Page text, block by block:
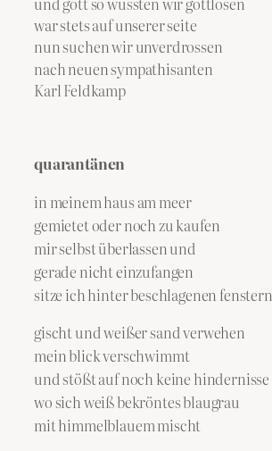
war stets auf unserer seite
nun suchen wir unverdrossen
nach neuen sympathisanten
Karl Feldkamp
quarantänen
in meinem haus am meer
gemietet oder noch zu kaufen
mir selbst überlassen und
gerade nicht einzufangen
sitze ich hinter beschlagenen fenstern
gischt und weißer sand verwehen
mein blick verschwimmt
und stößt auf noch keine hindernisse
wo sich weiß bekröntes blaugrau
mit himmelblauem mischt